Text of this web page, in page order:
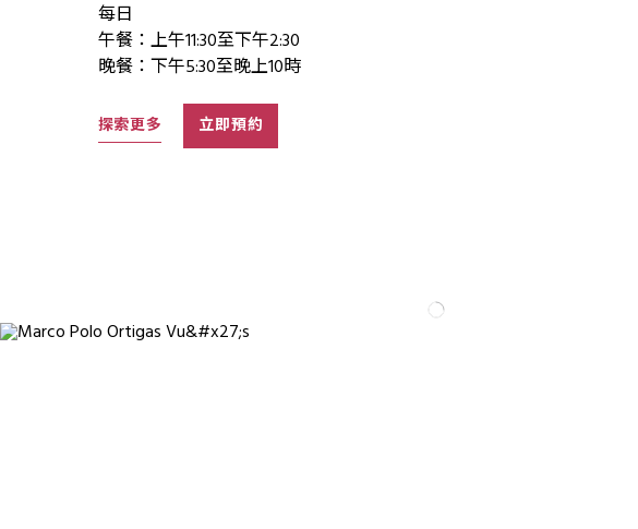
每日
午餐：上午11:30至下午2:30
晚餐：下午5:30至晚上10時
探索更多 立即預約